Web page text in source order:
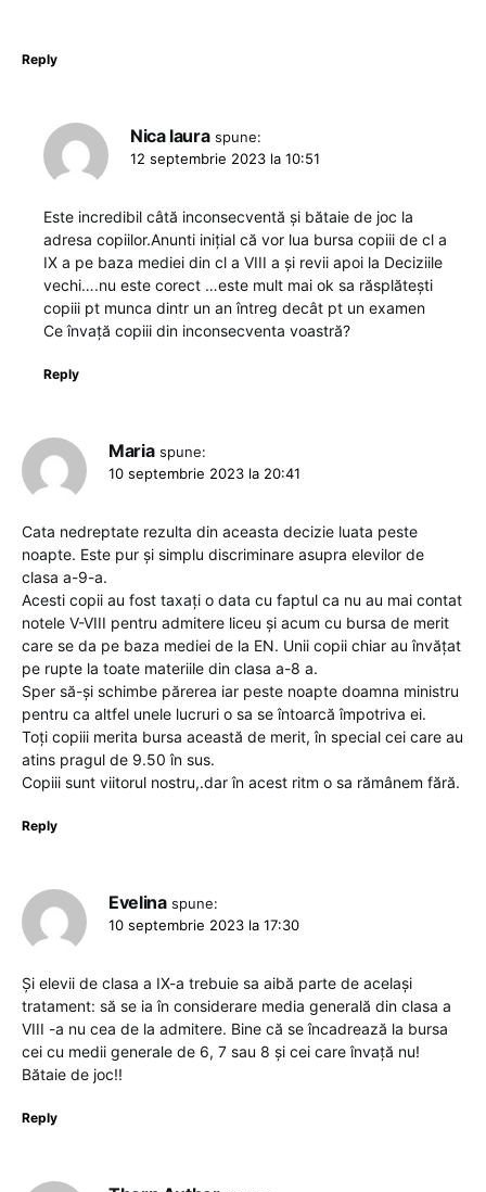
Reply
Nica laura spune:
12 septembrie 2023 la 10:51
Este incredibil câtă inconsecventă și bătaie de joc la
adresa copiilor.Anunti inițial că vor lua bursa copiii de cl a
IX a pe baza mediei din cl a VIII a și revii apoi la Deciziile
vechi….nu este corect …este mult mai ok sa răsplătești
copiii pt munca dintr un an întreg decât pt un examen
Ce învață copiii din inconsecventa voastră?
Reply
Maria spune:
10 septembrie 2023 la 20:41
Cata nedreptate rezulta din aceasta decizie luata peste
noapte. Este pur și simplu discriminare asupra elevilor de
clasa a-9-a.
Acesti copii au fost taxați o data cu faptul ca nu au mai contat
notele V-VIII pentru admitere liceu și acum cu bursa de merit
care se da pe baza mediei de la EN. Unii copii chiar au învățat
pe rupte la toate materiile din clasa a-8 a.
Sper să-și schimbe părerea iar peste noapte doamna ministru
pentru ca altfel unele lucruri o sa se întoarcă împotriva ei.
Toți copiii merita bursa această de merit, în special cei care au
atins pragul de 9.50 în sus.
Copiii sunt viitorul nostru,.dar în acest ritm o sa rămânem fără.
Reply
Evelina spune:
10 septembrie 2023 la 17:30
Și elevii de clasa a IX-a trebuie sa aibă parte de același
tratament: să se ia în considerare media generală din clasa a
VIII -a nu cea de la admitere. Bine că se încadrează la bursa
cei cu medii generale de 6, 7 sau 8 și cei care învață nu!
Bătaie de joc!!
Reply